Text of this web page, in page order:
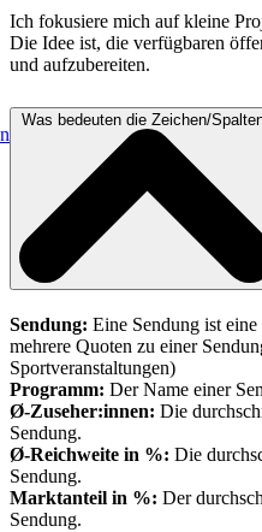
Ich fokusiere mich auf kleine
Die Idee ist, die verfügbaren
und aufzubereiten.
Was bedeuten die Zeichen/
Sendung: Eine Sendung ist
mehrere Quoten zu einer
Sportveranstaltungen)
Programm: Der Name einer
Ø-Zuseher:innen: Die
Sendung.
Ø-Reichweite in %: Die
Sendung.
Marktanteil in %: Der
Sendung.